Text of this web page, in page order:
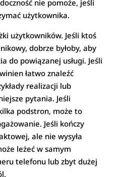
nie pomoże, jeśli
użytkownika.
użytkowników. Jeśli ktoś
dobrze byłoby, aby
do powiązanej usługi. Jeśli
łatwo znaleźć
realizacji lub
pytania. Jeśli
podstron, może to
Jeśli kończy
ale nie wysyła
leżeć w samym
telefonu lub zbyt dużej